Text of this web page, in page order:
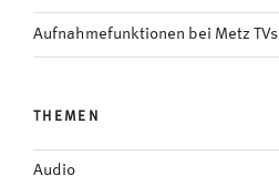
Aufnahmefunktionen bei Metz TVs
THEMEN
Audio